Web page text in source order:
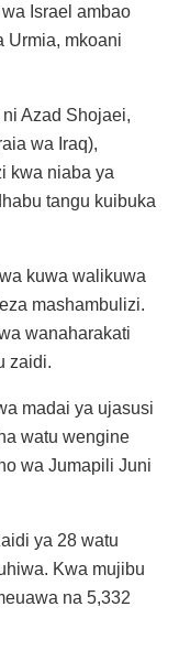
Israel ambao
Urmia, mkoani
Azad Shojaei,
wa Iraq),
kwa niaba ya
tangu kuibuka
kuwa walikuwa
mashambulizi.
wanaharakati
zaidi.
madai ya ujasusi
watu wengine
wa Jumapili Juni
ya 28 watu
Kwa mujibu
na 5,332